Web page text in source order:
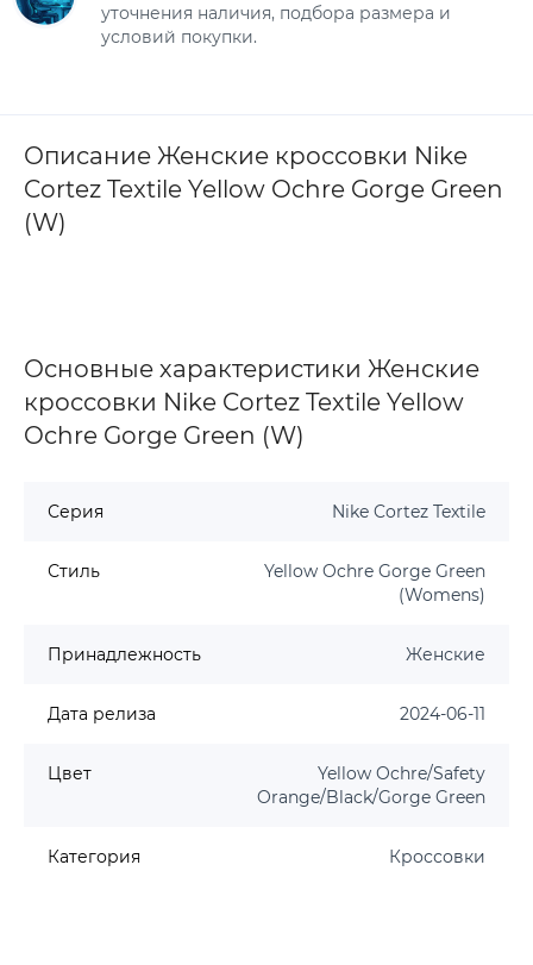
уточнения наличия, подбора размера и
условий покупки.
Описание Женские кроссовки Nike
Cortez Textile Yellow Ochre Gorge Green
(W)
Основные характеристики Женские
кроссовки Nike Cortez Textile Yellow
Ochre Gorge Green (W)
Серия Nike Cortez Textile
Стиль
Yellow Ochre Gorge Green
(Womens)
Принадлежность Женские
Дата релиза 2024-06-11
Цвет
Yellow Ochre/Safety
Orange/Black/Gorge Green
Категория Кроссовки